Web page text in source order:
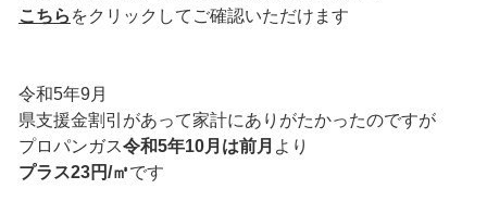
こちら をクリックしてご確認いただけます
令和5年9月
県支援金割引があって家計にありがたかったのですが
プロパンガス令和5年10月は前月 より
プラス23円/㎥です